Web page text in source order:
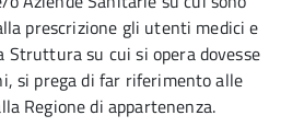
prescrizione gli utenti medici e
Struttura su cui si opera dovesse
si prega di far riferimento alle
Regione di appartenenza.